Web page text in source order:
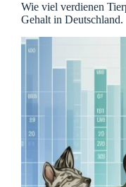
Wie viel verdienen
Gehalt in Deutschland.